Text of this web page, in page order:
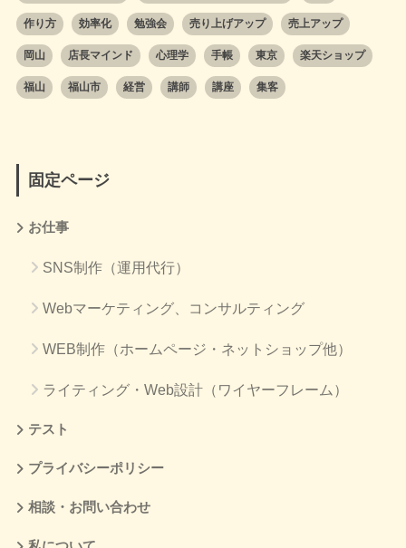
作り方 効率化 勉強会 売り上げアップ 売上アップ
岡山 店長マインド 心理学 手帳 東京 楽天ショップ
福山 福山市 経営 講師 講座 集客
固定ページ
お仕事
SNS制作（運用代行）
Webマーケティング、コンサルティング
WEB制作（ホームページ・ネットショップ他）
ライティング・Web設計（ワイヤーフレーム）
テスト
プライバシーポリシー
相談・お問い合わせ